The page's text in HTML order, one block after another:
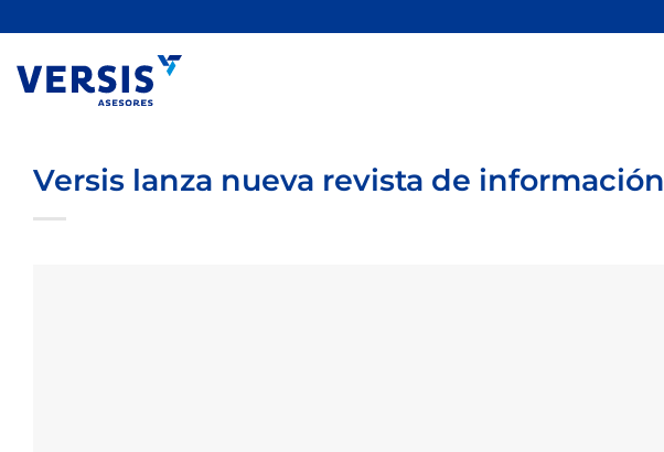
contenido
Versis lanza nueva revista de información